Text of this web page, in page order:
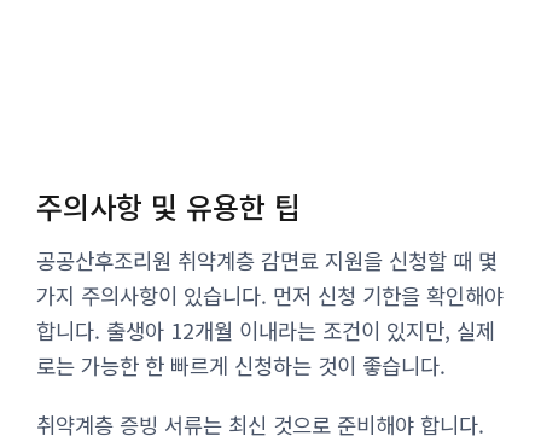
주의사항 및 유용한 팁
공공산후조리원 취약계층 감면료 지원을 신청할 때 몇
가지 주의사항이 있습니다. 먼저 신청 기한을 확인해야
합니다. 출생아 12개월 이내라는 조건이 있지만, 실제
로는 가능한 한 빠르게 신청하는 것이 좋습니다.
취약계층 증빙 서류는 최신 것으로 준비해야 합니다.